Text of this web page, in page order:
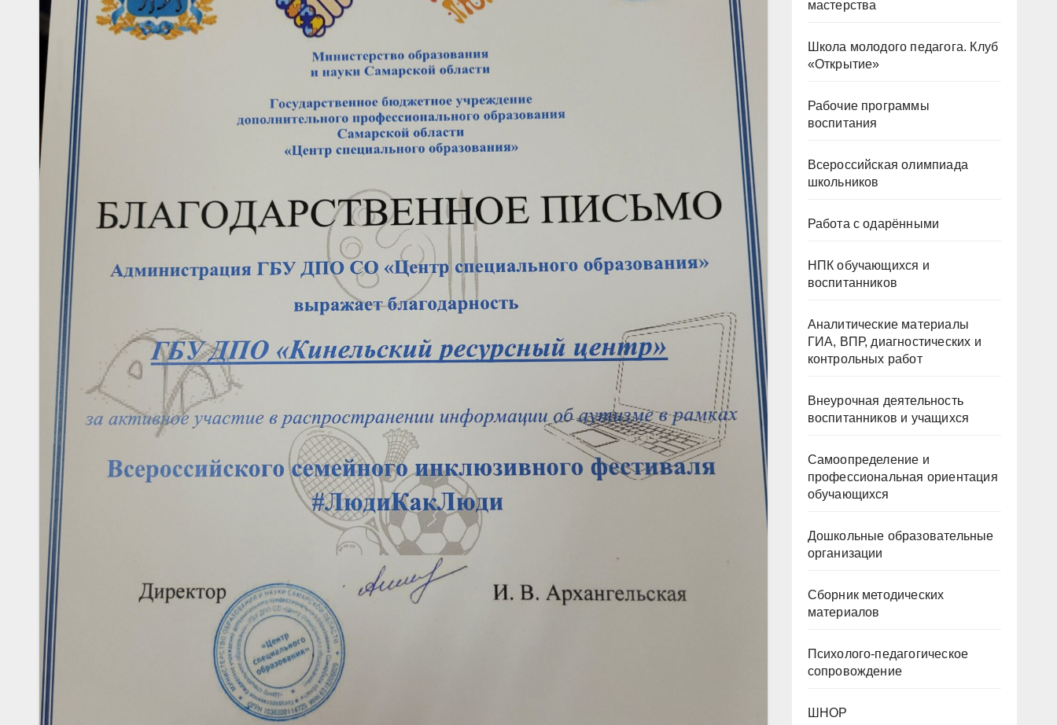
мастерства
Школа молодого педагога. Клуб
«Открытие»
Рабочие программы
воспитания
Всероссийская олимпиада
школьников
Работа с одарёнными
НПК обучающихся и
воспитанников
Аналитические материалы
ГИА, ВПР, диагностических и
контрольных работ
Внеурочная деятельность
воспитанников и учащихся
Самоопределение и
профессиональная ориентация
обучающихся
Дошкольные образовательные
организации
Сборник методических
материалов
Психолого-педагогическое
сопровождение
ШНОР